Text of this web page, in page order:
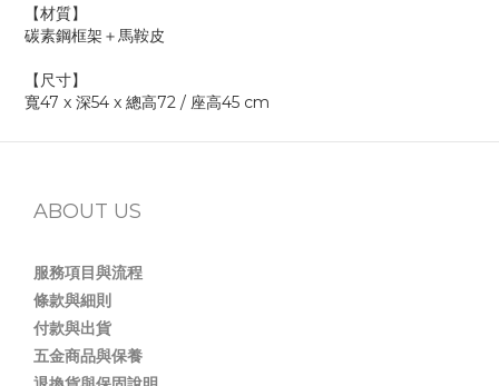
【材質】
碳素鋼框架＋馬鞍皮
【尺寸】
寬47 x 深54 x 總高72 / 座高45 cm
ABOUT US
服務項目與流程
條款與細則
付款與出貨
五金商品與保養